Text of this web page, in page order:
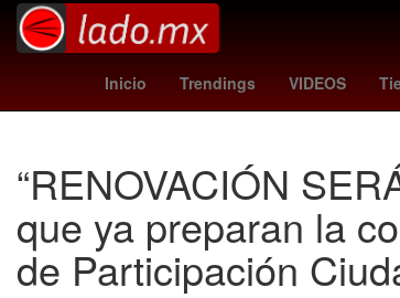
Inicio Trendings VIDEOS
Semana Santa Temporada
“RENOVACIÓN
que ya preparan la
de Participación